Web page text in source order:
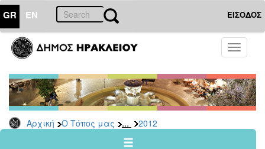
GR EN ΕΙΣΟΔΟΣ
Toggle
Αρχική Ο Τόπος μας ... 2012
ΤΟΠΟΣ
ΜΑΣ
Ανακοινώσεις
Αρχείο
2026